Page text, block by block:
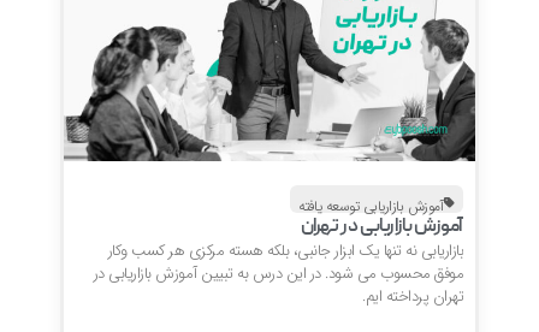
آموزش بازاریابی توسعه یافته
آموزش بازاریابی در تهران
بازاریابی نه تنها یک ابزار جانبی، بلکه هسته مرکزی هر کسب وکار
موفق محسوب می شود. در این درس به تبیین آموزش بازاریابی در
تهران پرداخته ایم.